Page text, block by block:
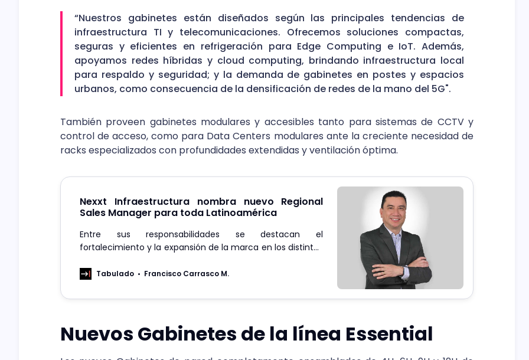
“Nuestros gabinetes están diseñados según las principales tendencias de
infraestructura TI y telecomunicaciones. Ofrecemos soluciones compactas,
seguras y eficientes en refrigeración para Edge Computing e IoT. Además,
apoyamos redes híbridas y cloud computing, brindando infraestructura local
para respaldo y seguridad; y la demanda de gabinetes en postes y espacios
urbanos, como consecuencia de la densificación de redes de la mano del 5G".
También proveen gabinetes modulares y accesibles tanto para sistemas de CCTV y
control de acceso, como para Data Centers modulares ante la creciente necesidad de
racks especializados con profundidades extendidas y ventilación óptima.
Nexxt Infraestructura nombra nuevo Regional
Sales Manager para toda Latinoamérica
Entre sus responsabilidades se destacan el
fortalecimiento y la expansión de la marca en los distintos
Tabulado Francisco Carrasco M.
Nuevos Gabinetes de la línea Essential